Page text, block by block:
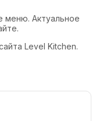
меню. Актуальное
Level Kitchen.